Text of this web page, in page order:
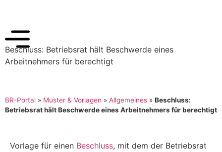
Beschluss: Betriebsrat hält Beschwerde eines
Arbeitnehmers für berechtigt
BR-Portal » Muster & Vorlagen » Allgemeines » Beschluss:
Betriebsrat hält Beschwerde eines Arbeitnehmers für berechtigt
Vorlage für einen Beschluss, mit dem der Betriebsrat